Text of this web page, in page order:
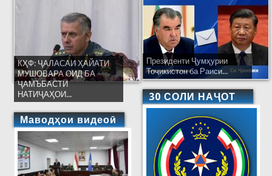
КҲФ: ҶАЛАСАИ ҲАЙАТИ
МУШОВАРА ОИД БА
ҶАМЪБАСТИ
НАТИҶАҲОИ...
Маводҳои видеоӣ
Президенти Ҷумҳурии
Тоҷикистон ба Раиси...
30 СОЛИ НАҶОТ